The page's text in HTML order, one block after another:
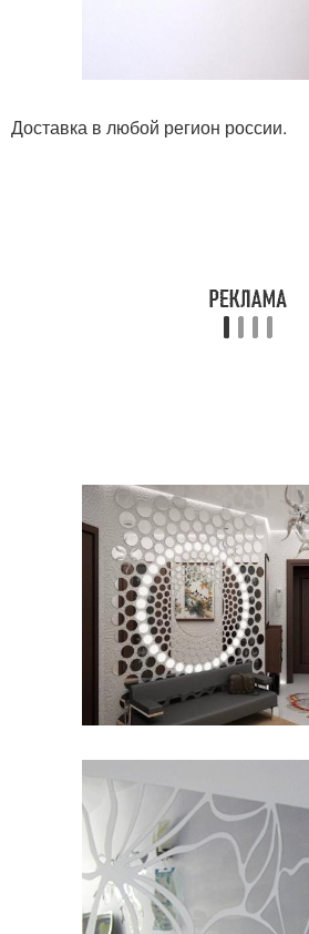
Доставка в любой регион россии.